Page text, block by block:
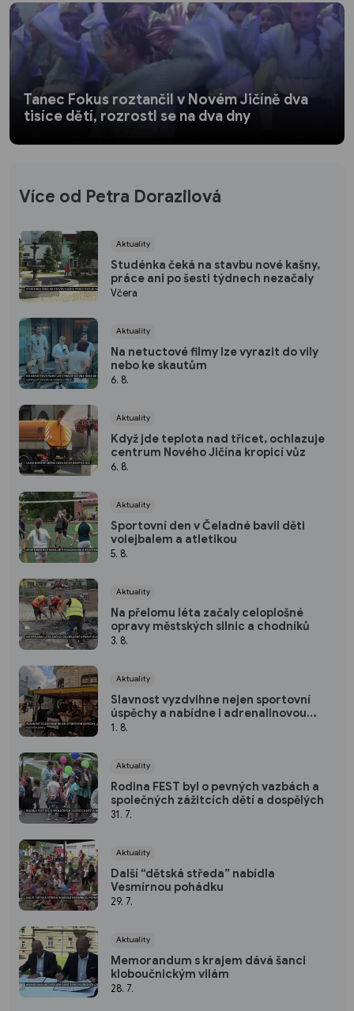
Tanec Fokus roztančil v Novém Jičíně dva
tisíce dětí, rozrostl se na dva dny
Více od Petra Dorazilová
Aktuality
Studénka čeká na stavbu nové kašny,
práce ani po šesti týdnech nezačaly
Včera
Aktuality
Na netuctové filmy lze vyrazit do vily
nebo ke skautům
6. 8.
Aktuality
Když jde teplota nad třicet, ochlazuje
centrum Nového Jičína kropicí vůz
6. 8.
Aktuality
Sportovní den v Čeladné bavil děti
volejbalem a atletikou
5. 8.
Aktuality
Na přelomu léta začaly celoplošné
opravy městských silnic a chodníků
3. 8.
Aktuality
Slavnost vyzdvihne nejen sportovní
úspěchy a nabídne i adrenalinovou
zábavu
1. 8.
Aktuality
Rodina FEST byl o pevných vazbách a
společných zážitcích dětí a dospělých
31. 7.
Aktuality
Další “dětská středa” nabídla
Vesmírnou pohádku
29. 7.
Aktuality
Memorandum s krajem dává šanci
kloboučnickým vilám
28. 7.